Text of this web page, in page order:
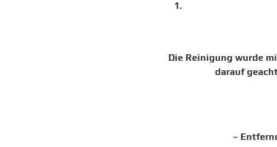
Die Reinigung wurde
darauf
–